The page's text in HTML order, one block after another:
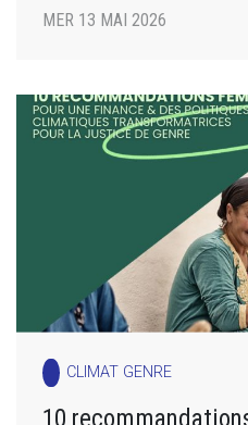
MER 13 MAI 2026
CLIMAT GENRE
10